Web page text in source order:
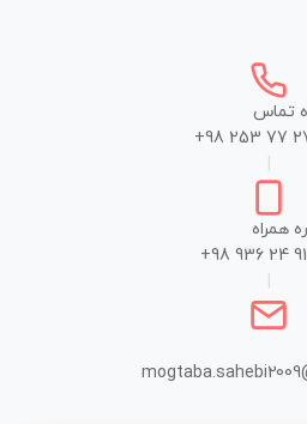
تماس
+98 253 77
همراه
+98 936 24